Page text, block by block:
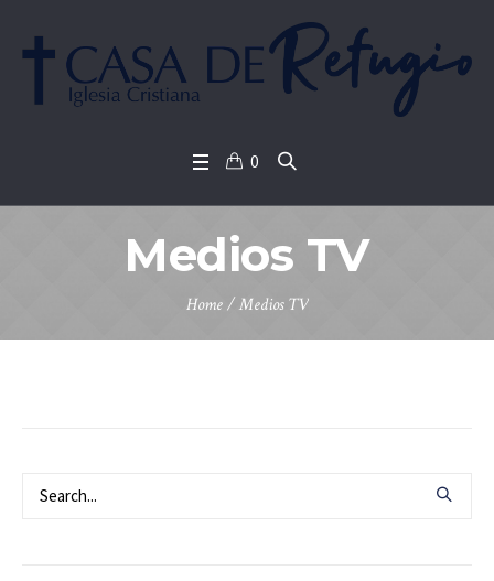
0
Medios TV
Home /Medios TV